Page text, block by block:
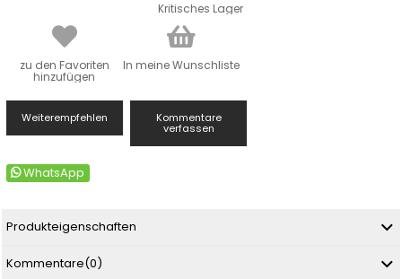
Kritisches Lager
zu den Favoriten
hinzufügen
In meine Wunschliste
Weiterempfehlen Kommentare
verfassen
WhatsApp
Produkteigenschaften
Kommentare(0)